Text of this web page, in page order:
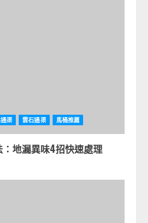
渠 雲石通渠 馬桶推薦
地漏異味4招快速處理